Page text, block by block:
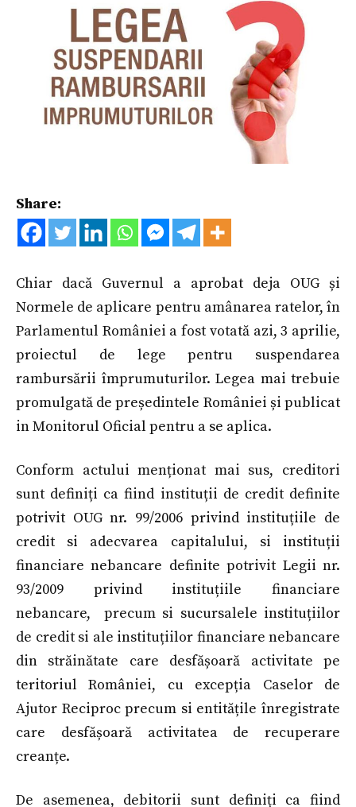
Share:
Chiar dacă Guvernul a aprobat deja OUG și
Normele de aplicare pentru amânarea ratelor, în
Parlamentul României a fost votată azi, 3 aprilie,
proiectul de lege pentru suspendarea
rambursării împrumuturilor. Legea mai trebuie
promulgată de președintele României și publicat
in Monitorul Oficial pentru a se aplica.
Conform actului menționat mai sus, creditori
sunt definiți ca fiind instituții de credit definite
potrivit OUG nr. 99/2006 privind instituțiile de
credit si adecvarea capitalului, si instituții
financiare nebancare definite potrivit Legii nr.
93/2009 privind instituțiile financiare
nebancare, precum si sucursalele instituțiilor
de credit si ale instituțiilor financiare nebancare
din străinătate care desfășoară activitate pe
teritoriul României, cu excepția Caselor de
Ajutor Reciproc precum si entitățile înregistrate
care desfășoară activitatea de recuperare
creanțe.
De asemenea, debitorii sunt definiți ca fiind